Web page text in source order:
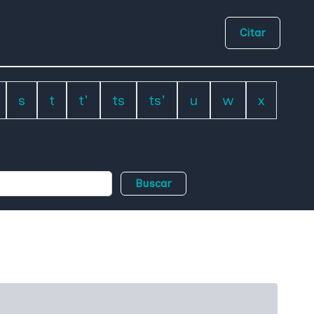
Citar
s t t' ts ts' u w x
Buscar